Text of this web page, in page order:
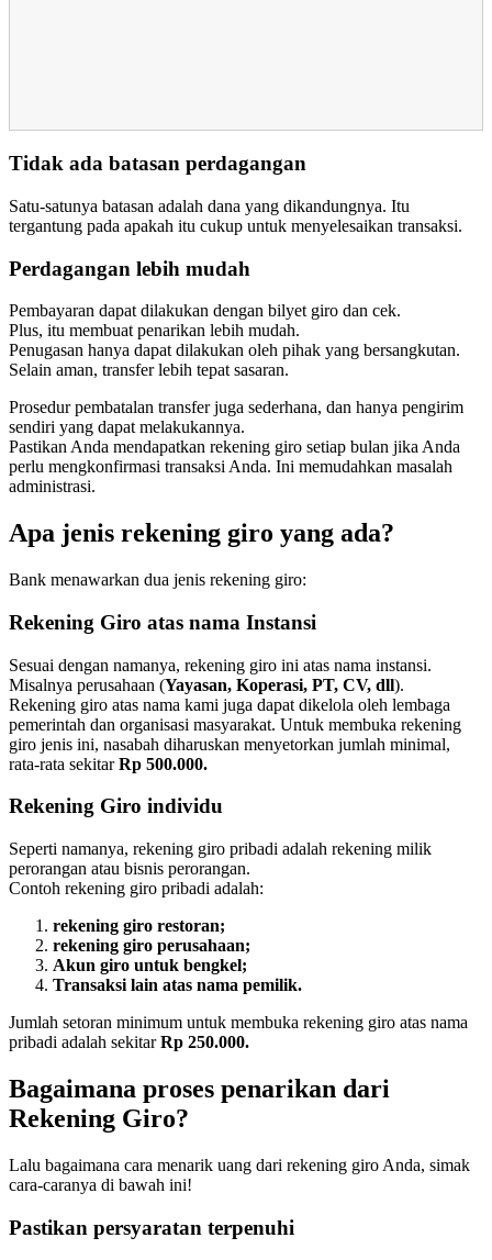
Tidak ada batasan perdagangan
Satu-satunya batasan adalah dana yang dikandungnya. Itu
tergantung pada apakah itu cukup untuk menyelesaikan transaksi.
Perdagangan lebih mudah
Pembayaran dapat dilakukan dengan bilyet giro dan cek.
Plus, itu membuat penarikan lebih mudah.
Penugasan hanya dapat dilakukan oleh pihak yang bersangkutan.
Selain aman, transfer lebih tepat sasaran.
Prosedur pembatalan transfer juga sederhana, dan hanya pengirim
sendiri yang dapat melakukannya.
Pastikan Anda mendapatkan rekening giro setiap bulan jika Anda
perlu mengkonfirmasi transaksi Anda. Ini memudahkan masalah
administrasi.
Apa jenis rekening giro yang ada?
Bank menawarkan dua jenis rekening giro:
Rekening Giro atas nama Instansi
Sesuai dengan namanya, rekening giro ini atas nama instansi.
Misalnya perusahaan (Yayasan, Koperasi, PT, CV, dll).
Rekening giro atas nama kami juga dapat dikelola oleh lembaga
pemerintah dan organisasi masyarakat. Untuk membuka rekening
giro jenis ini, nasabah diharuskan menyetorkan jumlah minimal,
rata-rata sekitarRp 500.000.
Rekening Giro individu
Seperti namanya, rekening giro pribadi adalah rekening milik
perorangan atau bisnis perorangan.
Contoh rekening giro pribadi adalah:
rekening giro restoran;
rekening giro perusahaan;
Akun giro untuk bengkel;
Transaksi lain atas nama pemilik.
Jumlah setoran minimum untuk membuka rekening giro atas nama
pribadi adalah sekitarRp 250.000.
Bagaimana proses penarikan dari
Rekening Giro?
Lalu bagaimana cara menarik uang dari rekening giro Anda, simak
cara-caranya di bawah ini!
Pastikan persyaratan terpenuhi